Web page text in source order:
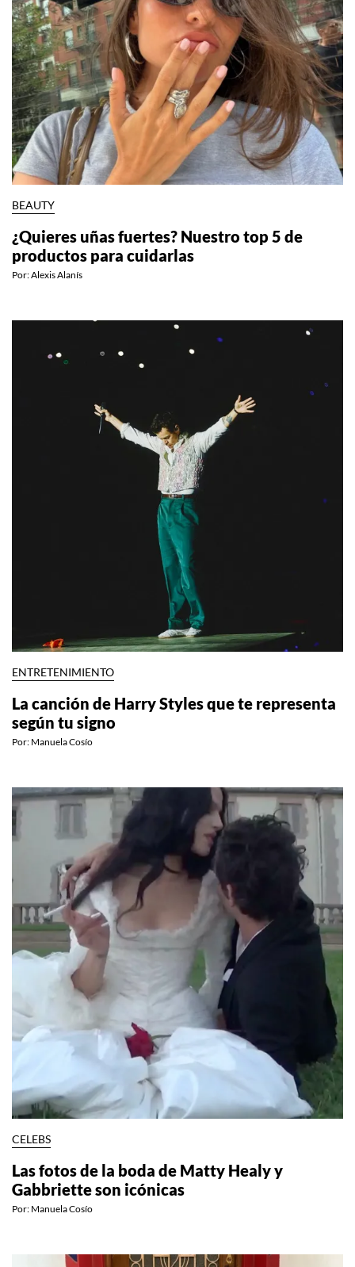
BEAUTY
¿Quieres uñas fuertes? Nuestro top 5 de
productos para cuidarlas
Por:Alexis Alanís
ENTRETENIMIENTO
La canción de Harry Styles que te representa
según tu signo
Por: Manuela Cosío
CELEBS
Las fotos de la boda de Matty Healy y
Gabbriette son icónicas
Por: Manuela Cosío